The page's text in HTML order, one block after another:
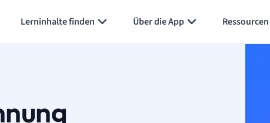
Lerninhalte finden Über die App Ressourcen